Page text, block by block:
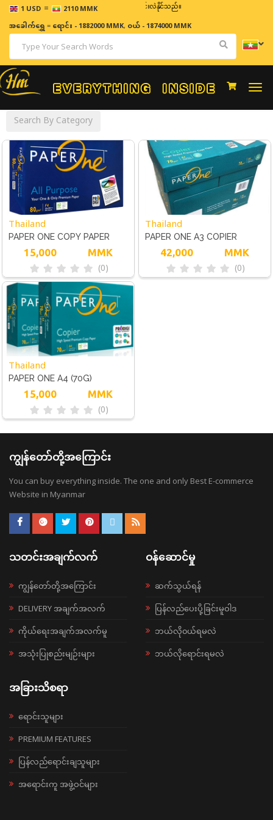
1 USD = 2110 MMK
ဈေးနှုန်းများသည် အချိန်နှင့် အမျှပြောင်းလဲနိုင်သည်။
အခေါက်ရွှေ=ရောင်း - 1882000 MMK, ဝယ် - 1874000 MMK
Search By Category
Thailand
PAPER ONE COPY PAPER
80GSM SUB-24 LEGAL
15,000 MMK
(0)
Thailand
PAPER ONE A3 COPIER
PAPER(70G) 1 BOX
42,000 MMK
(0)
Thailand
PAPER ONE A4 (70G)
15,000 MMK
(0)
ကျွန်တော်တို့အကြောင်း
You can buy everything inside. The one and only Best E-commerce
Website in Myanmar
သတင်းအချက်လက်
ကျွန်တော်တို့အကြောင်း
DELIVERY အချက်အလက်
ကိုယ်ရေးအချက်အလက်မူ
အသုံးပြုစည်းမျဉ်းများ
ဝန်ဆောင်မှု
ဆက်သွယ်ရန်
ပြန်လည်ပေးပို့ခြင်းမူဝါဒ
ဘယ်လို၀ယ်ရမလဲ
ဘယ်လိုရောင်းရမလဲ
အခြားသိစရာ
ရောင်းသူများ
PREMIUM FEATURES
ပြန်လည်ရောင်းချသူများ
အရောင်းကူ အဖွဲ့ဝင်များ